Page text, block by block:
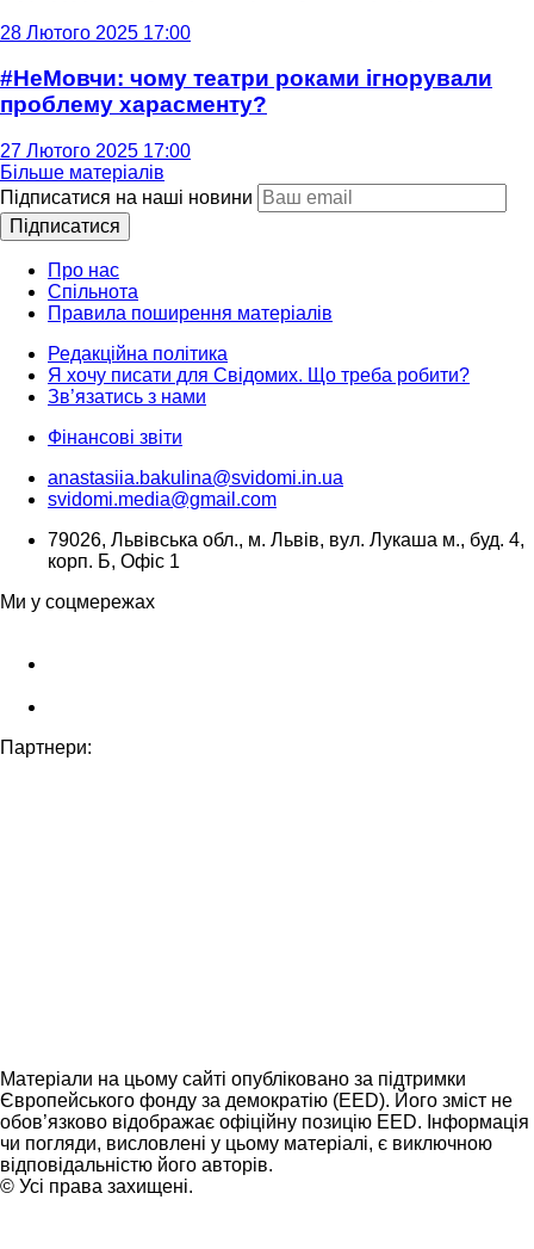
28 Лютого 2025 17:00
#НеМовчи: чому театри роками ігнорували
проблему харасменту?
27 Лютого 2025 17:00
Більше матеріалів
Підписатися на наші новини
Підписатися
Про нас
Спільнота
Правила поширення матеріалів
Редакційна політика
Я хочу писати для Свідомих. Що треба робити?
Зв’язатись з нами
Фінансові звіти
anastasiia.bakulina@svidomi.in.ua
svidomi.media@gmail.com
79026, Львівська обл., м. Львів, вул. Лукаша м., буд. 4,
корп. Б, Офіс 1
Ми у соцмережах
Партнери:
Матеріали на цьому сайті опубліковано за підтримки
Європейського фонду за демократію (EED). Його зміст не
обов’язково відображає офіційну позицію EED. Інформація
чи погляди, висловлені у цьому матеріалі, є виключною
відповідальністю його авторів.
© Усі права захищені.